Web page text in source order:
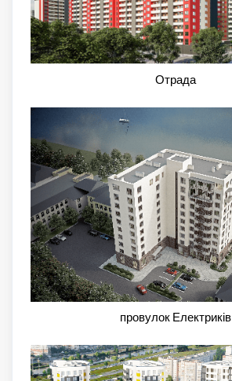
Отрада
провулок Електриків